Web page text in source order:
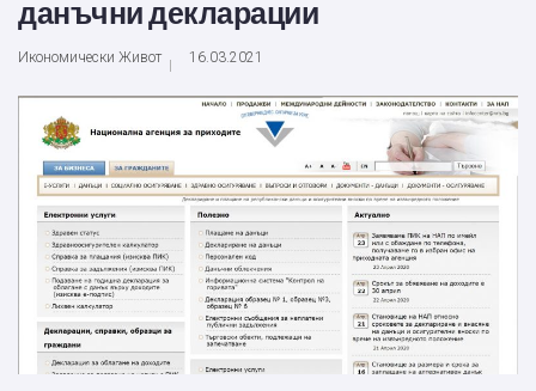
данъчни декларации
Икономически Живот 16.03.2021